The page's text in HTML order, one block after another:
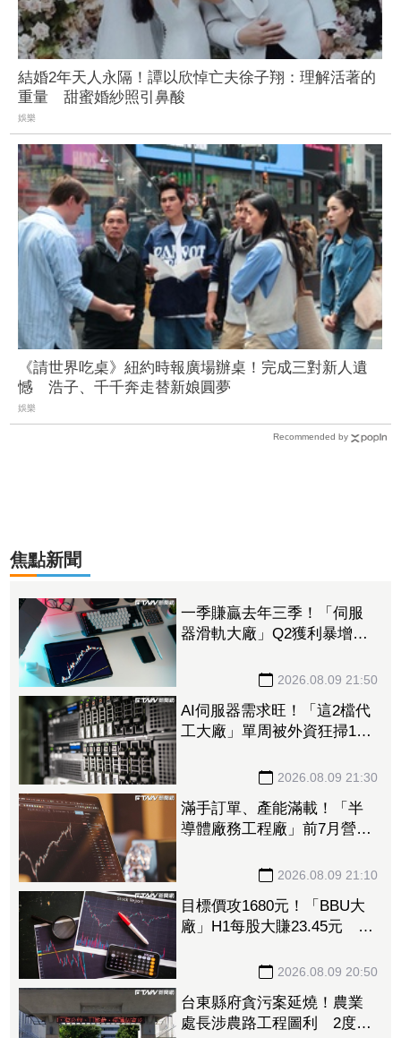
結婚2年天人永隔！譚以欣悼亡夫徐子翔：理解活著的
重量 甜蜜婚紗照引鼻酸
娛樂
《請世界吃桌》紐約時報廣場辦桌！完成三對新人遺
憾 浩子、千千奔走替新娘圓夢
娛樂
Recommended by
焦點新聞
一季賺贏去年三季！「伺服
器滑軌大廠」Q2獲利暴增
2026.08.09 21:50
AI伺服器需求旺！「這2檔代
工大廠」單周被外資狂掃14.5
2026.08.09 21:30
滿手訂單、產能滿載！「半
導體廠務工程廠」前7月營收
2026.08.09 21:10
目標價攻1680元！「BBU大
廠」H1每股大賺23.45元 資
化推升毛利率 2026.08.09 20:50
台東縣府貪污案延燒！農業
處長涉農路工程圖利 2度交